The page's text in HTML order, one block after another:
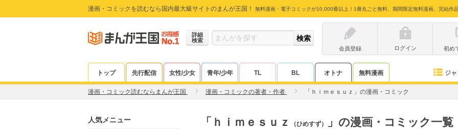
漫画・コミックを読むなら国内最大級サイトのまんが王国！ 無料漫画・電子コミックが10,000冊以上！1冊丸ごと無料、期間限定無料漫画、完結作
詳細
検索
会員登録
ログイン 初め
トップ 先行配信 女性/少女 青年/少年 TL BL オトナ 無料漫画 ジ
漫画・コミック読むならまんが王国 漫画・コミックの著者・作者 「ｈｉｍｅｓｕｚ」の漫画・コミック
人気メニュー 「ｈｉｍｅｓｕｚ （ひめすず） 」の漫画・コミック一覧